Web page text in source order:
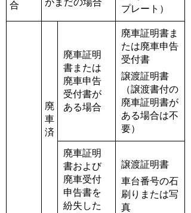
合 がまだの場合
プレート）
廃
車
済
廃車証明
書または
廃車申告
受付書が
ある場合
廃車証明書ま
たは廃車申告
受付書
譲渡証明書
（譲渡書付の
廃車証明書が
ある場合は不
要）
廃車証明
書および
廃車受付
申告書を
紛失した
譲渡証明書
車台番号の石
刷りまたは写
真